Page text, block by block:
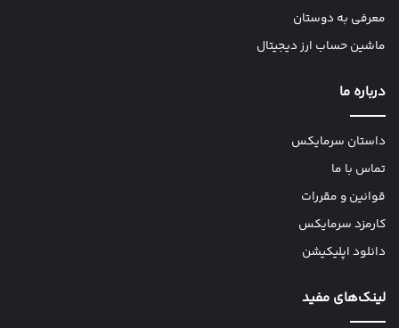
معرفی به دوستان
ماشین حساب ارز دیجیتال
درباره ما
داستان سرمایکس
تماس با ما
قوانین و مقررات
کارمزد سرمایکس
دانلود اپلیکیشن
لینک‌های مفید